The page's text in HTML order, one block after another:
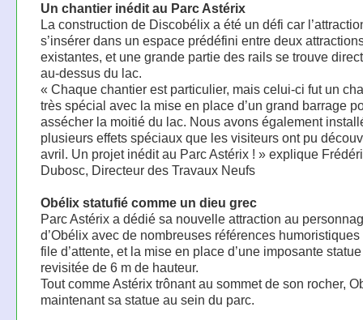
Un chantier inédit au Parc Astérix
La construction de Discobélix a été un défi car
s’insérer dans un espace prédéfini entre deux
existantes, et une grande partie des rails se trouve
au-dessus du lac.
« Chaque chantier est particulier, mais celui-ci fut un
très spécial avec la mise en place d’un grand barrage
assécher la moitié du lac. Nous avons également
plusieurs effets spéciaux que les visiteurs ont pu
avril. Un projet inédit au Parc Astérix ! » explique
Dubosc, Directeur des Travaux Neufs
Obélix statufié comme un dieu grec
Parc Astérix a dédié sa nouvelle attraction au
d’Obélix avec de nombreuses références
file d’attente, et la mise en place d’une imposante
revisitée de 6 m de hauteur.
Tout comme Astérix trônant au sommet de son rocher,
maintenant sa statue au sein du parc.